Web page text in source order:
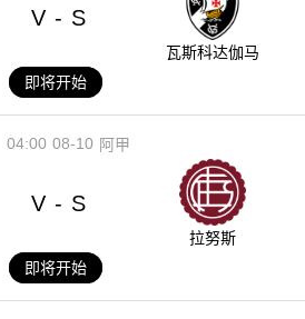
V - S
瓦斯科达伽马
即将开始
08-10
04:00 阿甲
V - S
拉努斯
即将开始